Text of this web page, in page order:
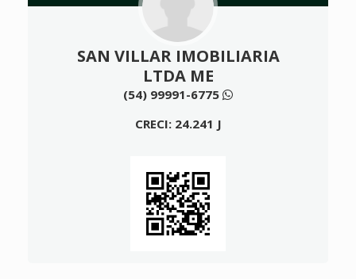
SAN VILLAR IMOBILIARIA
LTDA ME
(54) 99991-6775
CRECI: 24.241 J